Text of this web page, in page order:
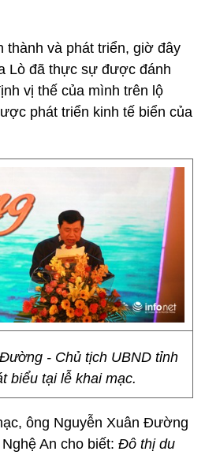
thành và phát triển, giờ đây
Lò đã thực sự được đánh
vị thế của mình trên lộ
phát triển kinh tế biển của
- Chủ tịch UBND tỉnh
biểu tại lễ khai mạc.
ông Nguyễn Xuân Đường
An cho biết: Đô thị du